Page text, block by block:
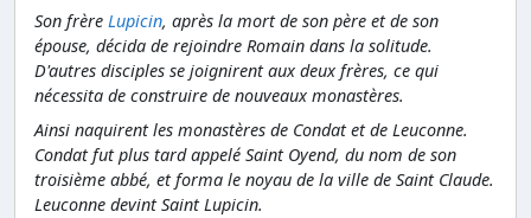
Son frère Lupicin, après la mort de son père et de son
épouse, décida de rejoindre Romain dans la solitude.
D'autres disciples se joignirent aux deux frères, ce qui
nécessita de construire de nouveaux monastères.
Ainsi naquirent les monastères de Condat et de Leuconne.
Condat fut plus tard appelé Saint Oyend, du nom de son
troisième abbé, et forma le noyau de la ville de Saint Claude.
Leuconne devint Saint Lupicin.